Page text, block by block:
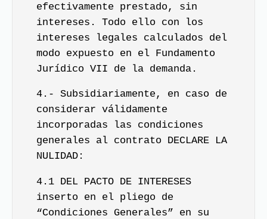
efectivamente prestado, sin
intereses. Todo ello con los
intereses legales calculados del
modo expuesto en el Fundamento
Jurídico VII de la demanda.
4.- Subsidiariamente, en caso de
considerar válidamente
incorporadas las condiciones
generales al contrato DECLARE LA
NULIDAD:
4.1 DEL PACTO DE INTERESES
inserto en el pliego de
“Condiciones Generales” en su